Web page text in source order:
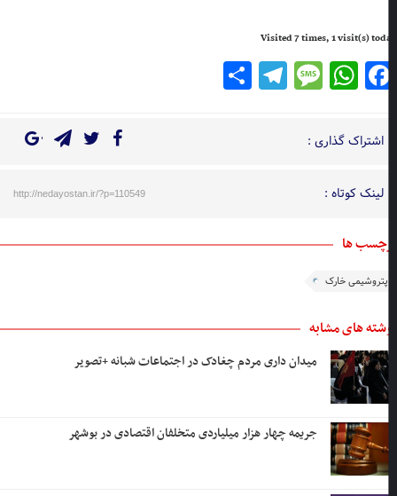
Visited 7 times, 1 visit(s)
Facebook
WhatsApp
Message
Telegram
Share
اشتراک گذاری :
لینک کوتاه : http://nedayostan.ir/?p=110549
ها
پتروشیمی خارک
های مشابه
میدان داری مردم چغادک در اجتماعات شبانه +تصویر
جریمه چهار هزار میلیاردی متخلفان اقتصادی در بوشهر